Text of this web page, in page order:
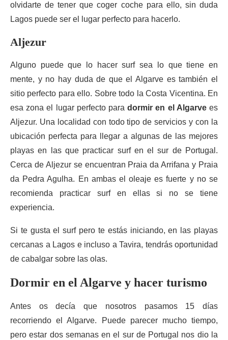
olvidarte de tener que coger coche para ello, sin duda
Lagos puede ser el lugar perfecto para hacerlo.
Aljezur
Alguno puede que lo hacer surf sea lo que tiene en
mente, y no hay duda de que el Algarve es también el
sitio perfecto para ello. Sobre todo la Costa Vicentina. En
esa zona el lugar perfecto paradormir en el Algarvees
Aljezur. Una localidad con todo tipo de servicios y con la
ubicación perfecta para llegar a algunas de las mejores
playas en las que practicar surf en el sur de Portugal.
Cerca de Aljezur se encuentran Praia da Arrifana y Praia
da Pedra Agulha. En ambas el oleaje es fuerte y no se
recomienda practicar surf en ellas si no se tiene
experiencia.
Si te gusta el surf pero te estás iniciando, en las playas
cercanas a Lagos e incluso a Tavira, tendrás oportunidad
de cabalgar sobre las olas.
Dormir en el Algarve y hacer turismo
Antes os decía que nosotros pasamos 15 días
recorriendo el Algarve. Puede parecer mucho tiempo,
pero estar dos semanas en el sur de Portugal nos dio la